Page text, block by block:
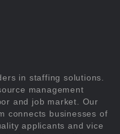
in staffing solutions.
management
and job market. Our
connects businesses of
applicants and vice